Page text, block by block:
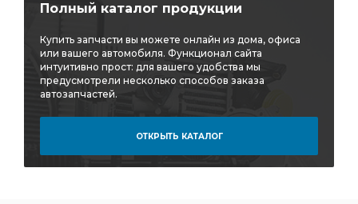
Полный каталог продукции
Купить запчасти вы можете онлайн из дома, офиса
или вашего автомобиля. Функционал сайта
интуитивно прост: для вашего удобства мы
предусмотрели несколько способов заказа
автозапчастей.
ОТКРЫТЬ КАТАЛОГ